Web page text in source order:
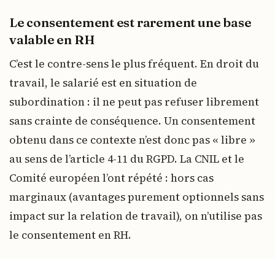
Le consentement est rarement une base
valable en RH
C’est le contre-sens le plus fréquent. En droit du
travail, le salarié est en situation de
subordination : il ne peut pas refuser librement
sans crainte de conséquence. Un consentement
obtenu dans ce contexte n’est donc pas « libre »
au sens de l’article 4-11 du RGPD. La CNIL et le
Comité européen l’ont répété : hors cas
marginaux (avantages purement optionnels sans
impact sur la relation de travail), on n’utilise pas
le consentement en RH.